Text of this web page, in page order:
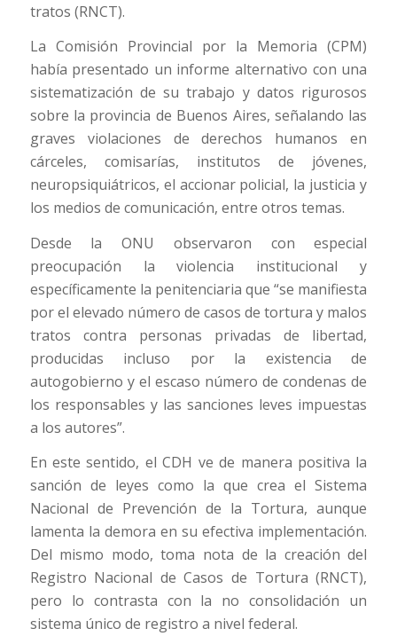
tratos (RNCT).
La Comisión Provincial por la Memoria (CPM)
había presentado un informe alternativo con una
sistematización de su trabajo y datos rigurosos
sobre la provincia de Buenos Aires, señalando las
graves violaciones de derechos humanos en
cárceles, comisarías, institutos de jóvenes,
neuropsiquiátricos, el accionar policial, la justicia y
los medios de comunicación, entre otros temas.
Desde la ONU observaron con especial
preocupación la violencia institucional y
específicamente la penitenciaria que “se manifiesta
por el elevado número de casos de tortura y malos
tratos contra personas privadas de libertad,
producidas incluso por la existencia de
autogobierno y el escaso número de condenas de
los responsables y las sanciones leves impuestas
a los autores”.
En este sentido, el CDH ve de manera positiva la
sanción de leyes como la que crea el Sistema
Nacional de Prevención de la Tortura, aunque
lamenta la demora en su efectiva implementación.
Del mismo modo, toma nota de la creación del
Registro Nacional de Casos de Tortura (RNCT),
pero lo contrasta con la no consolidación un
sistema único de registro a nivel federal.